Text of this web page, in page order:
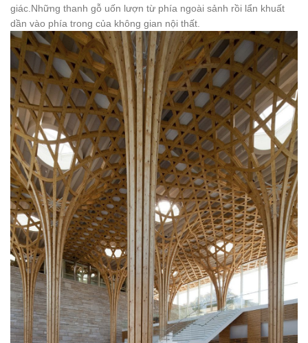
giác.Những thanh gỗ uốn lượn từ phía ngoài sảnh rồi lẩn khuất
dần vào phía trong của không gian nội thất.